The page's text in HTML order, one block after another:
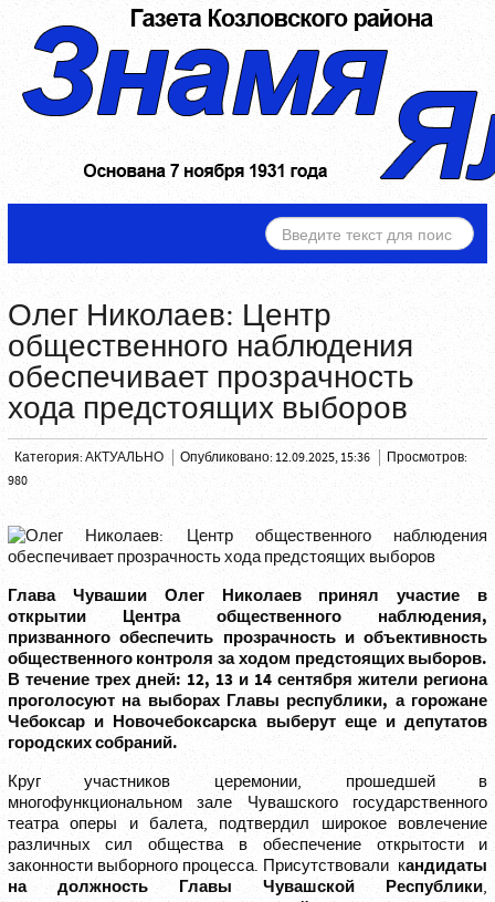
ИСКАТЬ...
Олег Николаев: Центр
общественного наблюдения
обеспечивает прозрачность
хода предстоящих выборов
Категория: АКТУАЛЬНО Опубликовано: 12.09.2025, 15:36
Просмотров:
980
Глава Чувашии Олег Николаевпринял участие в
открытии Центра общественного наблюдения,
призванного обеспечить прозрачность и объективность
общественного контроля за ходом предстоящих выборов.
В течение трех дней: 12, 13 и 14 сентября жители региона
проголосуют на выборах Главы республики, а горожане
Чебоксар и Новочебоксарска выберут еще и депутатов
городских собраний.
Круг участников церемонии, прошедшей в
многофункциональном зале Чувашского государственного
театра оперы и балета, подтвердил широкое вовлечение
различных сил общества в обеспечение открытости и
законности выборного процесса. Присутствовали кандидаты
на должность Главы Чувашской Республики,